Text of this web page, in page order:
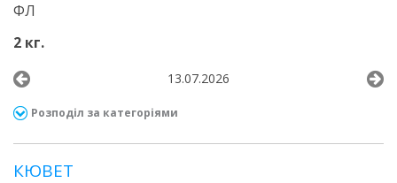
ФЛ
2 кг.
13.07.2026
Розподіл за категоріями
КЮВЕТ